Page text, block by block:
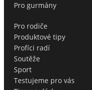
Pro gurmány
Pro rodiče
Produktové tipy
Profíci radí
Soutěže
Sport
Testujeme pro vás